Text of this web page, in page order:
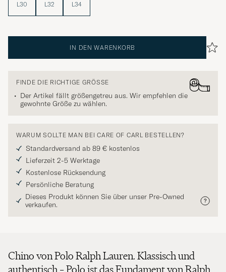
L30 L32 L34
IN DEN WARENKORB
FINDE DIE RICHTIGE GRÖSSE
Der Artikel fällt größengetreu aus. Wir empfehlen die
gewohnte Größe zu wählen.
WARUM SOLLTE MAN BEI CARE OF CARL BESTELLEN?
Standardversand ab 89 € kostenlos
Lieferzeit 2-5 Werktage
Kostenlose Rücksendung
Persönliche Beratung
Dieses Produkt können Sie über unser Pre-Owned
verkaufen.
Chino von Polo Ralph Lauren. Klassisch und